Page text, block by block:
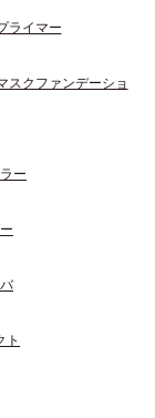
ライマー
スクファンデーショ
ー
ト